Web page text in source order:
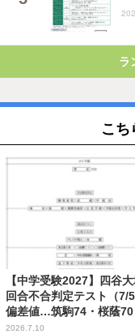
ラ
こち
【中学受験2027】四谷
回合不合判定テスト（7/5
偏差値…筑駒74・桜蔭70
2026.7.10